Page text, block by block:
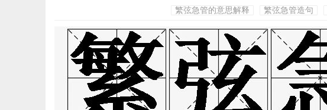
繁弦急管的意思解释 繁弦急管造句